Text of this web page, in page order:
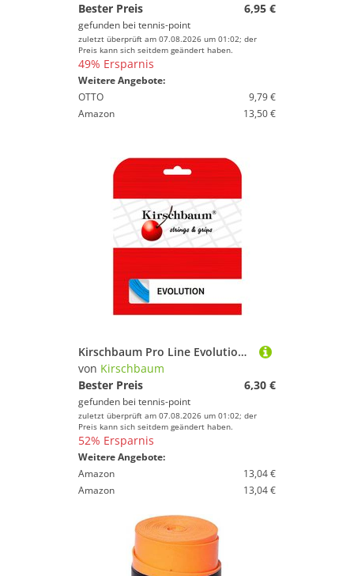
Bester Preis
6,95 €
gefunden bei tennis-point
zuletzt überprüft am 07.08.2026 um 01:02; der
Preis kann sich seitdem geändert haben.
49% Ersparnis
Weitere Angebote:
OTTO
9,79 €
Amazon
13,50 €
Kirschbaum Pro Line Evolution Saitenset 12m - Blau
von Kirschbaum
Bester Preis
6,30 €
gefunden bei tennis-point
zuletzt überprüft am 07.08.2026 um 01:02; der
Preis kann sich seitdem geändert haben.
52% Ersparnis
Weitere Angebote:
Amazon
13,04 €
Amazon
13,04 €